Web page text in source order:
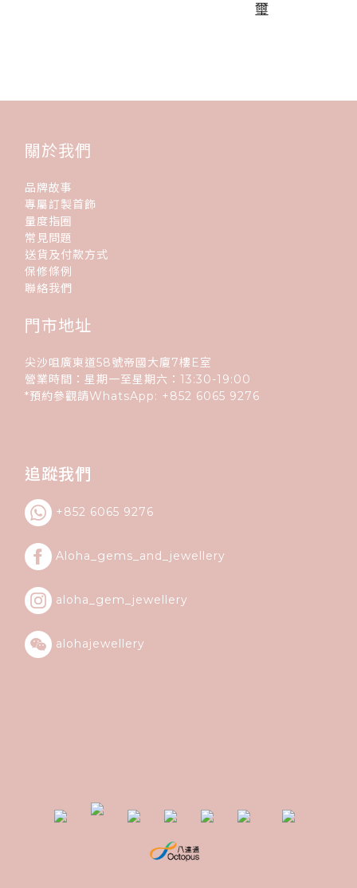
璽
關於我們
品牌故事
專屬訂製首飾
量度指圈
常見問題
送貨及付款方式
保修條例
聯絡我們
門市地址
尖沙咀廣東道58號帝國大廈7樓E室
營業時間：星期一至星期六：13:30-19:00
*預約參觀請WhatsApp: +852 6065 9276
追蹤我們
+852 6065 9276
Aloha_gems_and_ jewellery
aloha_gem_jewellery
alohajewellery